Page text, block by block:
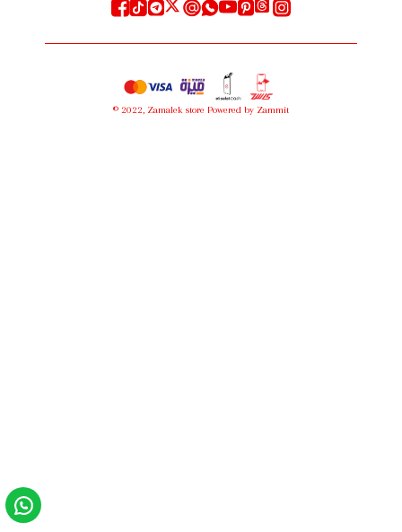
© 2022, Zamalek store Powered by Zammit